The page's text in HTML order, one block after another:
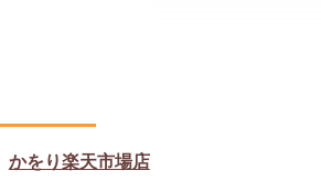
かをり楽天市場店